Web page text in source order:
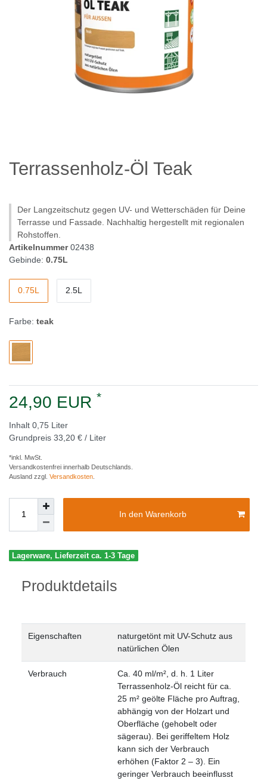
Terrassenholz-Öl Teak
Der Langzeitschutz gegen UV- und Wetterschäden für Deine
Terrasse und Fassade. Nachhaltig hergestellt mit regionalen
Rohstoffen.
Artikelnummer02438
Gebinde: 0.75L
0.75L 2.5L
Farbe: teak
24,90 EUR *
Inhalt 0,75 Liter
Grundpreis 33,20 € / Liter
*inkl. MwSt.
Versandkostenfrei innerhalb Deutschlands.
Ausland zzgl. Versandkosten
In den Warenkorb
Lagerware, Lieferzeit ca. 1-3 Tage
Produktdetails
Eigenschaften naturgetönt mit UV-Schutz aus
natürlichen Ölen
Verbrauch
Ca. 40 ml/m², d. h. 1 Liter
Terrassenholz-Öl reicht für ca.
25 m² geölte Fläche pro Auftrag,
abhängig von der Holzart und
Oberfläche (gehobelt oder
sägerau). Bei geriffeltem Holz
kann sich der Verbrauch
erhöhen (Faktor 2 – 3). Ein
geringer Verbrauch beeinflusst